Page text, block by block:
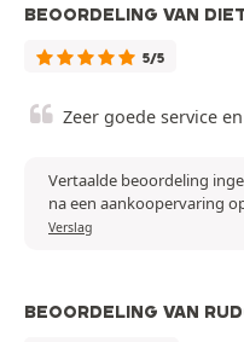
BEOORDELING VAN
5/5
Zeer goede service
Vertaalde beoordeling
na een aankoopervaring
Verslag
BEOORDELING VAN